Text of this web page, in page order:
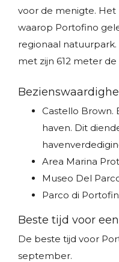
voor de menigte.
waarop Portofino
regionaal
met zijn 612 meter
Castello Brown.
haven. Dit
Area Marina
Museo Del
Parco di
Beste tijd voor
De beste tijd voor
september.